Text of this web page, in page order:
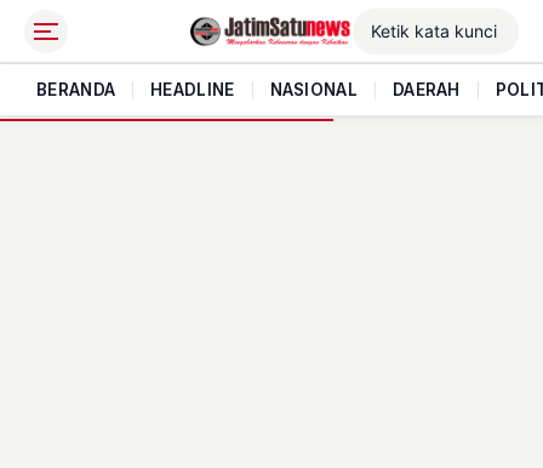
BERANDA HEADLINE NASIONAL DAERAH